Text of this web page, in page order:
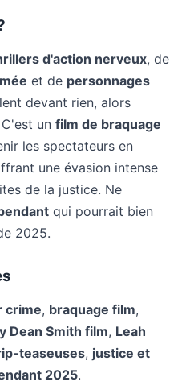
d'action nerveux, de
et de personnages
devant rien, alors
un film de braquage
les spectateurs en
une évasion intense
de la justice. Ne
qui pourrait bien
2025.
crime, braquage film,
Dean Smith film, Leah
teaseuses, justice et
2025.